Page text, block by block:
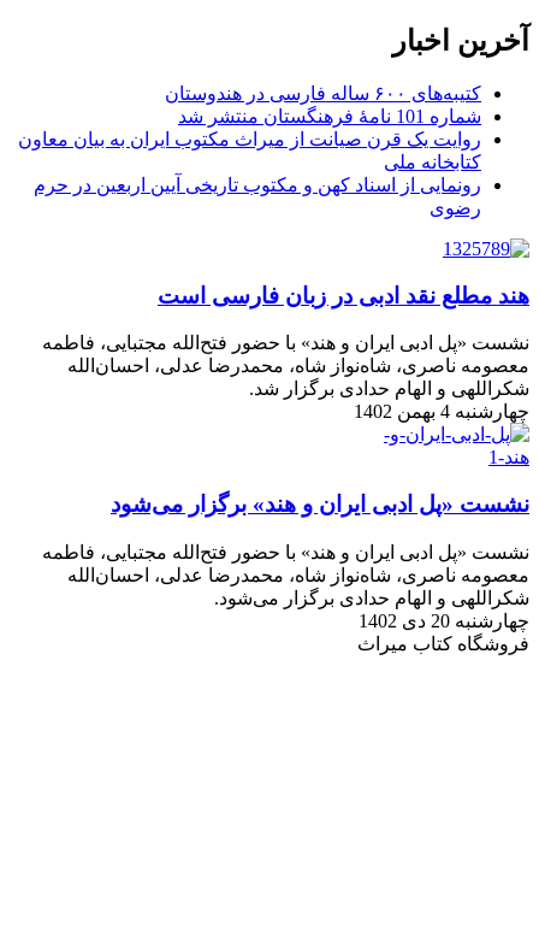
آخرین اخبار
کتیبه‌های ۶۰۰ ساله فارسی در هندوستان
شماره 101 نامۀ فرهنگستان منتشر شد
روایت یک قرن صیانت از میراث مکتوب ایران به بیان معاون
کتابخانه ملی
رونمایی از اسناد کهن و مکتوب تاریخی آیین اربعین در حرم
رضوی
هند مطلع نقد ادبی در زبان فارسی است
نشست «پل ادبی ایران و هند» با حضور فتح‌الله مجتبایی، فاطمه
معصومه ناصری، شاه‌نواز شاه، محمدرضا عدلی، احسان‌الله
شکراللهی و الهام حدادی برگزار شد.
چهارشنبه 4 بهمن 1402
نشست «پل ادبی ایران و هند» برگزار می‌شود
نشست «پل ادبی ایران و هند» با حضور فتح‌الله مجتبایی، فاطمه
معصومه ناصری، شاه‌نواز شاه، محمدرضا عدلی، احسان‌الله
شکراللهی و الهام حدادی برگزار می‌شود.
چهارشنبه 20 دی 1402
فروشگاه کتاب میراث